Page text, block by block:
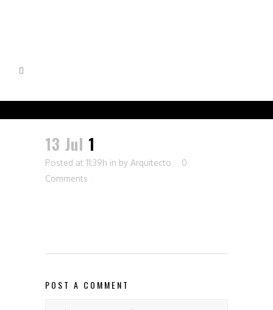
13 Jul 1
Posted at 11:39h in by Arquitecto
0
Comments
POST A COMMENT